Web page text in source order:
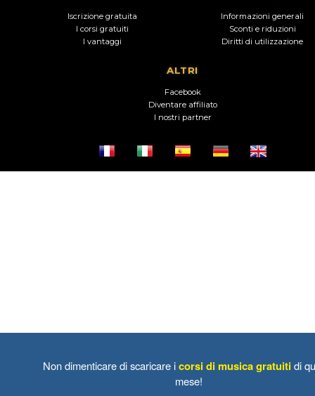
Iscrizione gratuita
I corsi gratuiti
I vantaggi
Informazioni generali
Sconti e riduzioni
Diritti di utilizzazione
ALTRI
Facebook
Diventare affiliato
I nostri partner
Non dimenticare di scaricare icorsi di musica gratuiti di
mese!